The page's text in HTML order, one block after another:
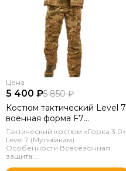
Цена
5 400 ₽5 850 ₽
Костюм тактический Level 7
военная форма F7
мультикам горка вкпо 3.0
Тактический костюм «Горка 3.0»
Level 7 (Мультикам).
Особенности Всесезонная
защита:...